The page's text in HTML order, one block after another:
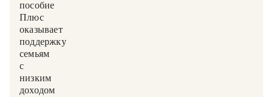
пособие-
Плюс»
оказывает
поддержку
семьям
с
низким
доходом,